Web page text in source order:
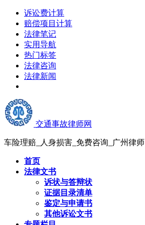
诉讼费计算
赔偿项目计算
法律笔记
实用导航
热门标签
法律咨询
法律新闻
交通事故律师网
车险理赔_人身损害_免费咨询_广州律师
首页
法律文书
诉状与答辩状
证据目录清单
鉴定与申请书
其他诉讼文书